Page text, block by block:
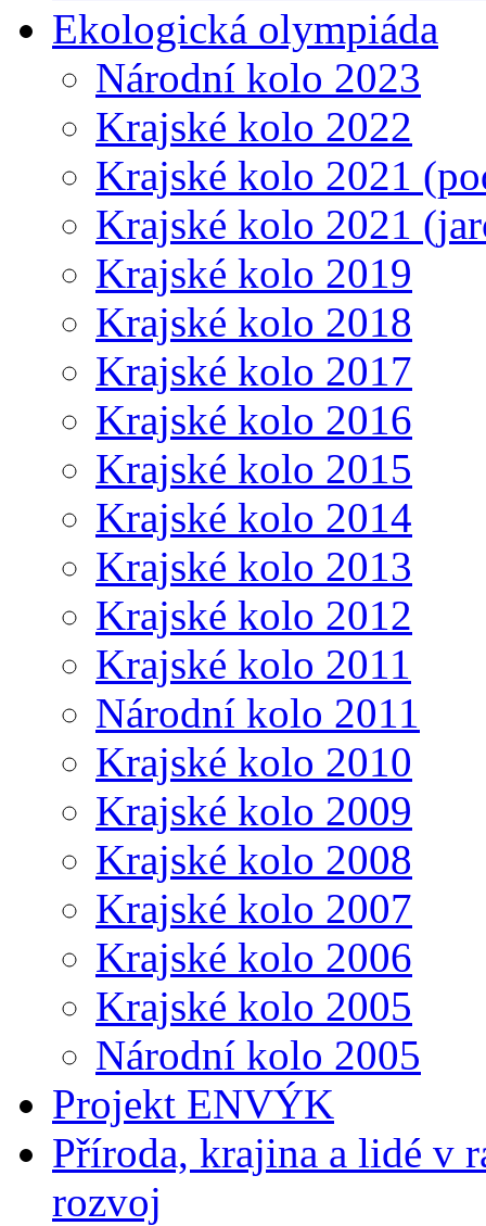
Ekologická olympiáda
Národní kolo 2023
Krajské kolo 2022
Krajské kolo 2021
Krajské kolo 2021
Krajské kolo 2019
Krajské kolo 2018
Krajské kolo 2017
Krajské kolo 2016
Krajské kolo 2015
Krajské kolo 2014
Krajské kolo 2013
Krajské kolo 2012
Krajské kolo 2011
Národní kolo 2011
Krajské kolo 2010
Krajské kolo 2009
Krajské kolo 2008
Krajské kolo 2007
Krajské kolo 2006
Krajské kolo 2005
Národní kolo 2005
Projekt ENVÝK
Příroda, krajina a lidé v
rozvoj